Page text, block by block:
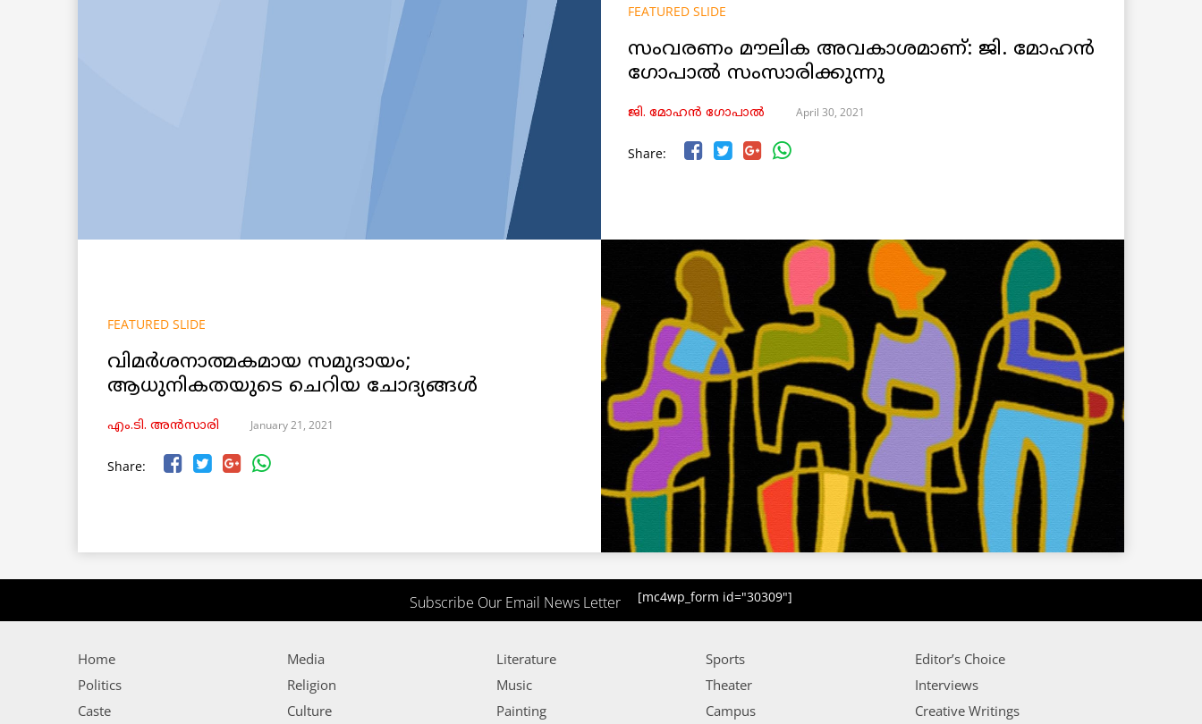
FEATURED SLIDE
സംവരണം മൗലിക അവകാശമാണ്: ജി. മോഹൻ
ഗോപാൽ സംസാരിക്കുന്നു
ജി. മോഹൻ ഗോപാൽ April 30, 2021
Share:
FEATURED SLIDE
വിമർശനാത്മകമായ സമുദായം;
ആധുനികതയുടെ ചെറിയ ചോദ്യങ്ങൾ
എം.ടി. അൻസാരി January 21, 2021
Share:
Subscribe Our Email News Letter [mc4wp_form id="30309"]
Home
Politics
Caste
Media
Religion
Culture
Literature
Music
Painting
Sports
Theater
Campus
Editor’s Choice
Interviews
Creative Writings